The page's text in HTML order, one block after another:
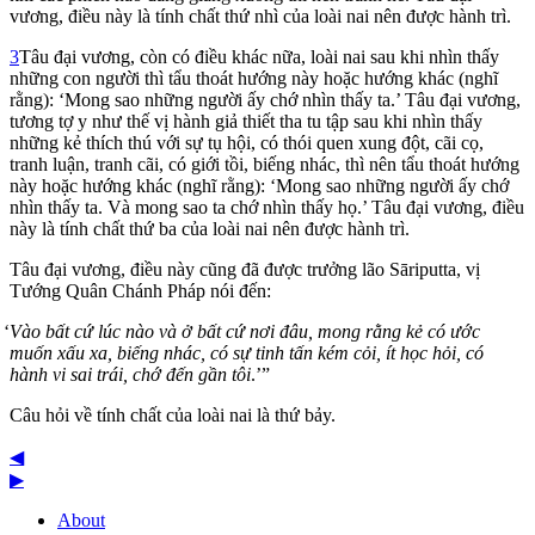
vương, điều này là tính chất thứ nhì của loài nai nên được hành trì.
3Tâu đại vương, còn có điều khác nữa, loài nai sau khi nhìn thấy
những con người thì tẩu thoát hướng này hoặc hướng khác (nghĩ
rằng): ‘Mong sao những người ấy chớ nhìn thấy ta.’ Tâu đại vương,
tương tợ y như thế vị hành giả thiết tha tu tập sau khi nhìn thấy
những kẻ thích thú với sự tụ hội, có thói quen xung đột, cãi cọ,
tranh luận, tranh cãi, có giới tồi, biếng nhác, thì nên tẩu thoát hướng
này hoặc hướng khác (nghĩ rằng): ‘Mong sao những người ấy chớ
nhìn thấy ta. Và mong sao ta chớ nhìn thấy họ.’ Tâu đại vương, điều
này là tính chất thứ ba của loài nai nên được hành trì.
Tâu đại vương, điều này cũng đã được trưởng lão Sāriputta, vị
Tướng Quân Chánh Pháp nói đến:
‘Vào bất cứ lúc nào và ở bất cứ nơi đâu, mong rằng kẻ có ước
muốn xấu xa, biếng nhác, có sự tinh tấn kém cỏi, ít học hỏi, có
hành vi sai trái, chớ đến gần tôi.’”
Câu hỏi về tính chất của loài nai là thứ bảy.
◀
▶
About